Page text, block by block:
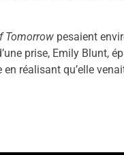
Tomorrow pesaient
prise, Emily Blunt,
réalisant qu’elle